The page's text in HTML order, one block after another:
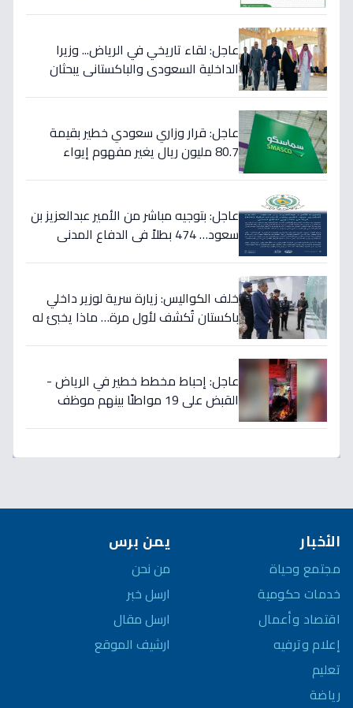
عاجل: لقاء تاريخي في الرياض... وزيرا
الداخلية السعودي والباكستاني يبحثان
عاجل: قرار وزاري سعودي خطير بقيمة
80.7 مليون ريال يغير مفهوم إيواء
عاجل: بتوجيه مباشر من الأمير عبدالعزيز بن
سعود… 474 بطلاً في الدفاع المدني
خلف الكواليس: زيارة سرية لوزير داخلي
باكستان تُكشف لأول مرة… ماذا يخبئ له
عاجل: إحباط مخطط خطير في الرياض -
القبض على 19 مواطنًا بينهم موظف
الأخبار
مجتمع وحياة
خدمات حكومية
اقتصاد وأعمال
إعلام وترفيه
تعليم
رياضة
يمن برس
من نحن
ارسل خبر
ارسل مقال
ارشيف الموقع